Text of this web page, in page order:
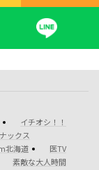
イチオシ！！
ックス
北海道
医TV
素敵な大人時間